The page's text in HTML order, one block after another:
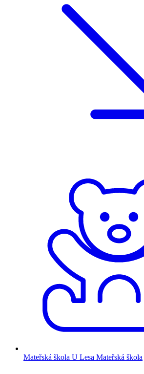
Mateřská škola U Lesa Mateřská škola